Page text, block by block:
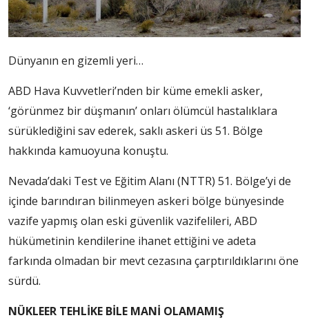
Dünyanın en gizemli yeri…
ABD Hava Kuvvetleri’nden bir küme emekli asker,
‘görünmez bir düşmanın’ onları ölümcül hastalıklara
sürüklediğini sav ederek, saklı askeri üs 51. Bölge
hakkında kamuoyuna konuştu.
Nevada’daki Test ve Eğitim Alanı (NTTR) 51. Bölge’yi de
içinde barındıran bilinmeyen askeri bölge bünyesinde
vazife yapmış olan eski güvenlik vazifelileri, ABD
hükümetinin kendilerine ihanet ettiğini ve adeta
farkında olmadan bir mevt cezasına çarptırıldıklarını öne
sürdü.
NÜKLEER TEHLİKE BİLE MANİ OLAMAMIŞ